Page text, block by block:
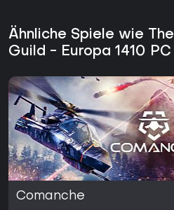
Ähnliche Spiele wie The
Guild - Europa 1410 PC
Comanche